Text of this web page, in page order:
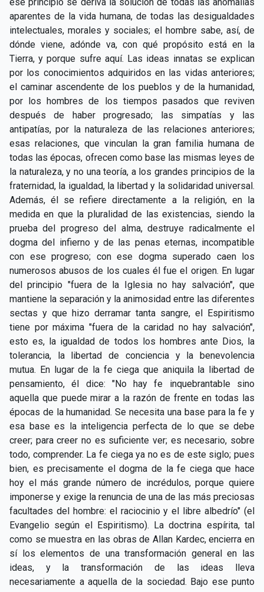
aparentes de la vida humana, de todas las desigualdades
intelectuales, morales y sociales; el hombre sabe, así, de
dónde viene, adónde va, con qué propósito está en la
Tierra, y porque sufre aquí. Las ideas innatas se explican
por los conocimientos adquiridos en las vidas anteriores;
el caminar ascendente de los pueblos y de la humanidad,
por los hombres de los tiempos pasados que reviven
después de haber progresado; las simpatías y las
antipatías, por la naturaleza de las relaciones anteriores;
esas relaciones, que vinculan la gran familia humana de
todas las épocas, ofrecen como base las mismas leyes de
la naturaleza, y no una teoría, a los grandes principios de la
fraternidad, la igualdad, la libertad y la solidaridad universal.
Además, él se refiere directamente a la religión, en la
medida en que la pluralidad de las existencias, siendo la
prueba del progreso del alma, destruye radicalmente el
dogma del infierno y de las penas eternas, incompatible
con ese progreso; con ese dogma superado caen los
numerosos abusos de los cuales él fue el origen. En lugar
del principio "fuera de la Iglesia no hay salvación", que
mantiene la separación y la animosidad entre las diferentes
sectas y que hizo derramar tanta sangre, el Espiritismo
tiene por máxima "fuera de la caridad no hay salvación",
esto es, la igualdad de todos los hombres ante Dios, la
tolerancia, la libertad de conciencia y la benevolencia
mutua. En lugar de la fe ciega que aniquila la libertad de
pensamiento, él dice: "No hay fe inquebrantable sino
aquella que puede mirar a la razón de frente en todas las
épocas de la humanidad. Se necesita una base para la fe y
esa base es la inteligencia perfecta de lo que se debe
creer; para creer no es suficiente ver; es necesario, sobre
todo, comprender. La fe ciega ya no es de este siglo; pues
bien, es precisamente el dogma de la fe ciega que hace
hoy el más grande número de incrédulos, porque quiere
imponerse y exige la renuncia de una de las más preciosas
facultades del hombre: el raciocinio y el libre albedrío" (el
Evangelio según el Espiritismo). La doctrina espírita, tal
como se muestra en las obras de Allan Kardec, encierra en
sí los elementos de una transformación general en las
ideas, y la transformación de las ideas lleva
necesariamente a aquella de la sociedad. Bajo ese punto